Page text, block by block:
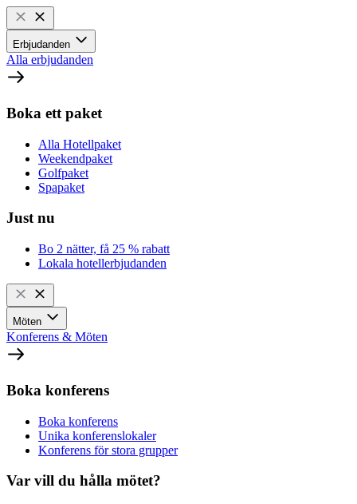
Erbjudanden
Alla erbjudanden
Boka ett paket
Alla Hotellpaket
Weekendpaket
Golfpaket
Spapaket
Just nu
Bo 2 nätter, få 25 % rabatt
Lokala hotellerbjudanden
Möten
Konferens & Möten
Boka konferens
Boka konferens
Unika konferenslokaler
Konferens för stora grupper
Var vill du hålla mötet?